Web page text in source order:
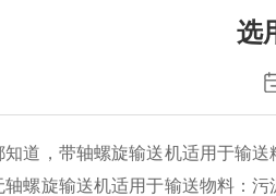
选
，带轴螺旋输送机适用于输送
轴螺旋输送机适用于输送物料：